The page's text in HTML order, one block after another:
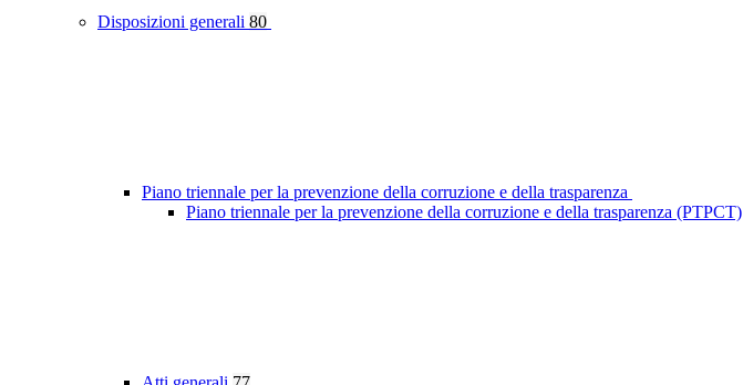
Disposizioni generali 80
Piano triennale per la prevenzione della corruzione e della trasparenza
Piano triennale per la prevenzione della corruzione e della trasparenza (PTPCT)